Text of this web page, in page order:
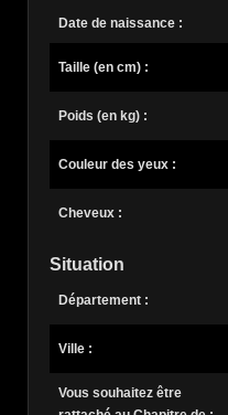
Date de naissance :
Taille (en cm) :
Poids (en kg) :
Couleur des yeux :
Cheveux :
Situation
Département :
Ville :
Vous souhaitez être